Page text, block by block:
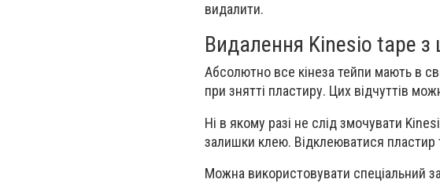
видалити.
Видалення Kinesio tape з
Абсолютно все кінеза тейпи мають в
при знятті пластиру. Цих відчуттів
Ні в якому разі не слід змочувати
залишки клею. Відклеюватися пластир
Можна використовувати спеціальний